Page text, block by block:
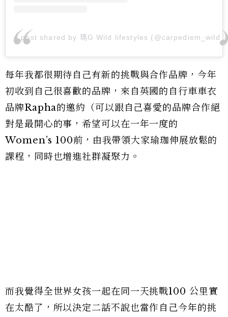
A post shared by 瑪G Wild lifestyles
每年我都很期待自己有新的挑戰與合作品牌，今年
初收到自己很喜歡的品牌，來自英國的自行車車衣
品牌Rapha的邀約（可以跟自己喜愛的品牌合作絕
對是最開心的事，希望可以在一年一度的
Women’s 100前，由我帶領大家瑜珈伸展放鬆的
課程，同時也增進社群凝聚力。
而我覺得全世界女孩一起在同一天挑戰100 公里實
在太酷了，所以決定二話不說也當作自己今年的挑